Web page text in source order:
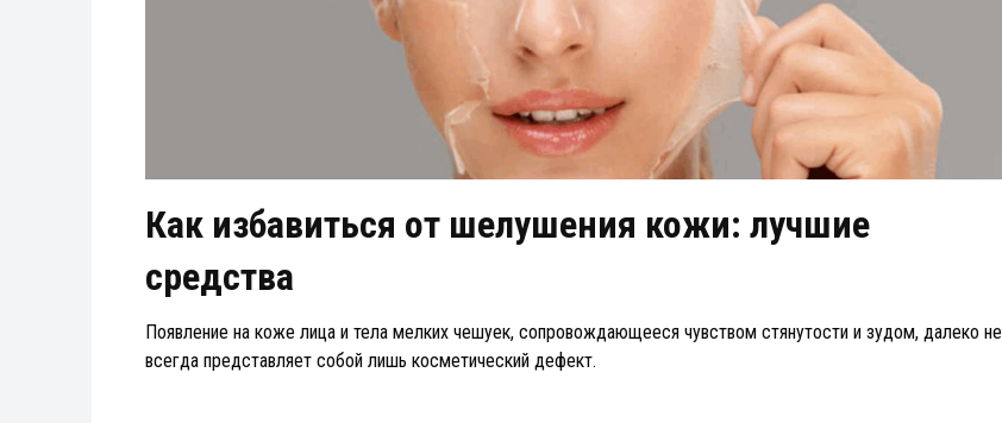
Как избавиться от шелушения кожи: лучшие
средства
Появление на коже лица и тела мелких чешуек, сопровождающееся чувством стянутости и зудом, далеко не
всегда представляет собой лишь косметический дефект.